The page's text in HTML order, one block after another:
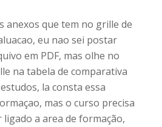
anexos que tem no grille de
eu nao sei postar
em PDF, mas olhe no
na tabela de comparativa
la consta essa
mas o curso precisa
ligado a area de formação,